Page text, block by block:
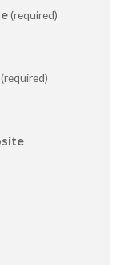
(required)
(required)